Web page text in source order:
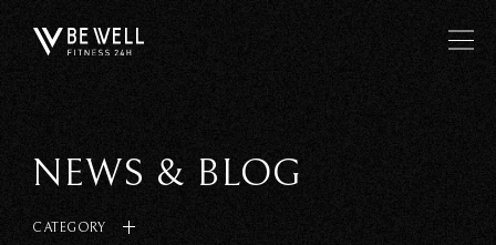
NEWS & BLOG
CATEGORY